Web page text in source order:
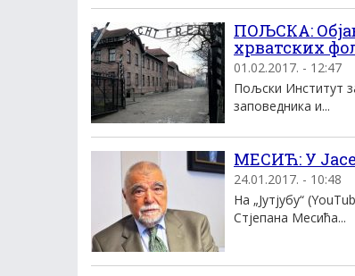
ПОЉСКА:
хрватских
01.02.2017. - 12:47
Пољски Институт
заповедника и...
МЕСИЋ: У
24.01.2017. - 10:48
На „Јутјубу“
Стјепана Месића...